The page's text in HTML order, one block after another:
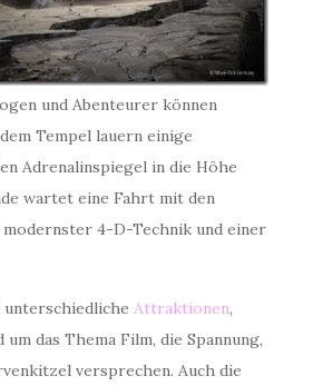
und Abenteurer können
Tempel lauern einige
Adrenalinspiegel in die Höhe
wartet eine Fahrt mit den
4-D-Technik und einer
unterschiedliche Attraktionen,
das Thema Film, die Spannung,
versprechen. Auch die